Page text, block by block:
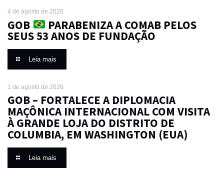
4 de agosto de 2026
GOB PARABENIZA A COMAB PELOS
SEUS 53 ANOS DE FUNDAÇÃO
Leia mais
1 de agosto de 2026
GOB – FORTALECE A DIPLOMACIA
MAÇÔNICA INTERNACIONAL COM VISITA
À GRANDE LOJA DO DISTRITO DE
COLUMBIA, EM WASHINGTON (EUA)
Leia mais